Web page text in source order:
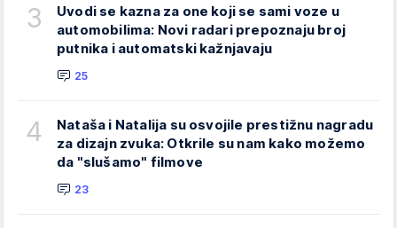
3
Uvodi se kazna za one koji se sami voze u
automobilima: Novi radari prepoznaju broj
putnika i automatski kažnjavaju
25
4
Nataša i Natalija su osvojile prestižnu nagradu
za dizajn zvuka: Otkrile su nam kako možemo
da "slušamo" filmove
23